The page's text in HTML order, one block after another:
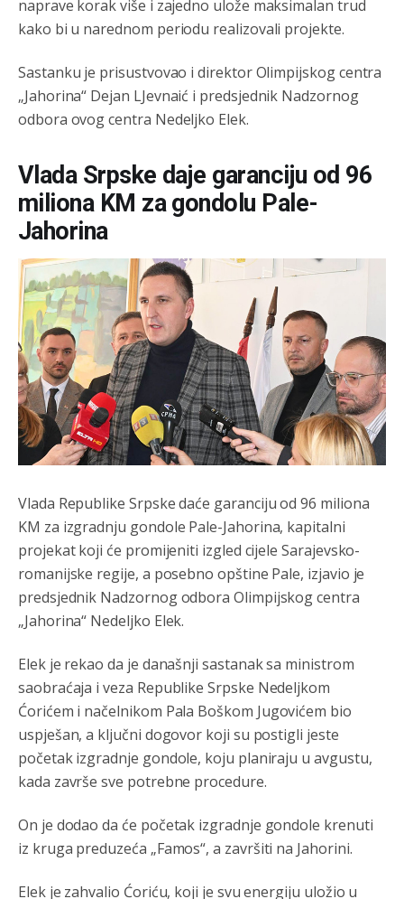
naprave korak više i zajedno ulože maksimalan trud
kako bi u narednom periodu realizovali projekte.
Sastanku je prisustvovao i direktor Olimpijskog centra
„Jahorina“ Dejan LJevnaić i predsjednik Nadzornog
odbora ovog centra Nedeljko Elek.
Vlada Srpske daje garanciju od 96
miliona KM za gondolu Pale-
Jahorina
Vlada Republike Srpske daće garanciju od 96 miliona
KM za izgradnju gondole Pale-Jahorina, kapitalni
projekat koji će promijeniti izgled cijele Sarajevsko-
romanijske regije, a posebno opštine Pale, izjavio je
predsjednik Nadzornog odbora Olimpijskog centra
„Jahorina“ Nedeljko Elek.
Elek je rekao da je današnji sastanak sa ministrom
saobraćaja i veza Republike Srpske Nedeljkom
Ćorićem i načelnikom Pala Boškom Jugovićem bio
uspješan, a ključni dogovor koji su postigli jeste
početak izgradnje gondole, koju planiraju u avgustu,
kada završe sve potrebne procedure.
On je dodao da će početak izgradnje gondole krenuti
iz kruga preduzeća „Famos“, a završiti na Jahorini.
Elek je zahvalio Ćoriću, koji je svu energiju uložio u